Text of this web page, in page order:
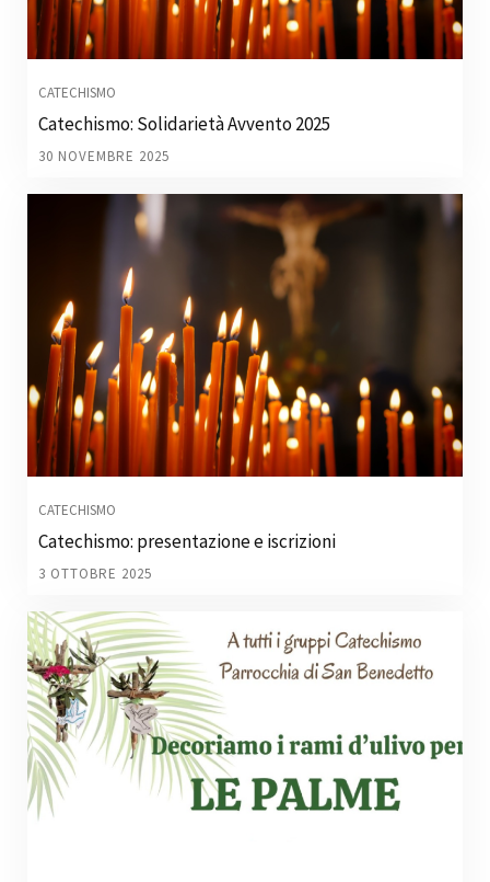
CATECHISMO
Catechismo: Solidarietà Avvento 2025
30 NOVEMBRE 2025
CATECHISMO
Catechismo: presentazione e iscrizioni
3 OTTOBRE 2025